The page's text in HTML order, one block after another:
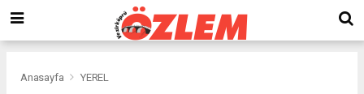
Anasayfa YEREL